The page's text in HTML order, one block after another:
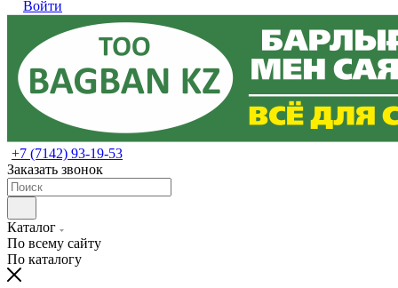
Войти
+7 (7142) 93-19-53
Заказать звонок
Каталог
По всему сайту
По каталогу